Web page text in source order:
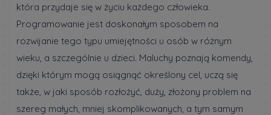
która przydaje się w życiu każdego człowieka.
Programowanie jest doskonałym sposobem na
rozwijanie tego typu umiejętności u osób w różnym
wieku, a szczególnie u dzieci. Maluchy poznają komendy,
dzięki którym mogą osiągnąć określony cel, uczą się
także, w jaki sposób rozłożyć, duży, złożony problem na
szereg małych, mniej skomplikowanych, a tym samym